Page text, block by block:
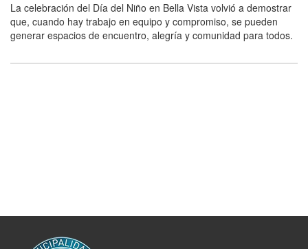
La celebración del Día del Niño en Bella Vista volvió a demostrar
que, cuando hay trabajo en equipo y compromiso, se pueden
generar espacios de encuentro, alegría y comunidad para todos.